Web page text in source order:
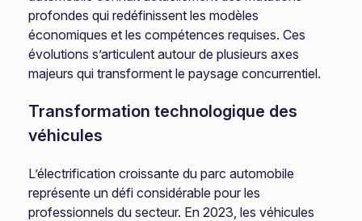
profondes qui redéfinissent les modèles
économiques et les compétences requises. Ces
évolutions s’articulent autour de plusieurs axes
majeurs qui transforment le paysage concurrentiel.
Transformation technologique des
véhicules
L’électrification croissante du parc automobile
représente un défi considérable pour les
professionnels du secteur. En 2023, les véhicules